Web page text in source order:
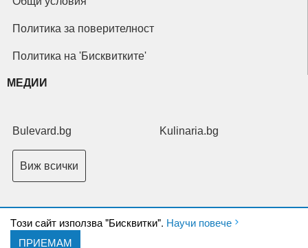
Tози сайт използва "Бисквитки". Научи повече
ПРИЕМАМ
Политика за поверителност
Политика на 'Бисквитките'
МЕДИИ
Bulevard.bg Kulinaria.bg
Виж всички
Copyright © 2026 Ксениум ООД. Всички права запазени.